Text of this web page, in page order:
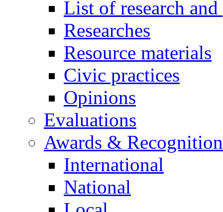
List of research
Researches
Resource materials
Civic practices
Opinions
Evaluations
Awards &
International
National